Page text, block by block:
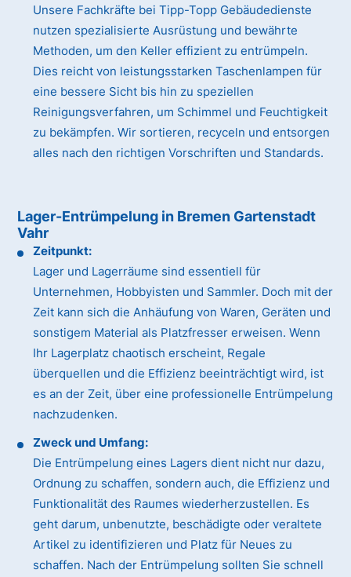
Unsere Fachkräfte bei Tipp-Topp Gebäudedienste
nutzen spezialisierte Ausrüstung und bewährte
Methoden, um den Keller effizient zu entrümpeln.
Dies reicht von leistungsstarken Taschenlampen für
eine bessere Sicht bis hin zu speziellen
Reinigungsverfahren, um Schimmel und Feuchtigkeit
zu bekämpfen. Wir sortieren, recyceln und entsorgen
alles nach den richtigen Vorschriften und Standards.
Lager-Entrümpelung in Bremen Gartenstadt
Vahr
Zeitpunkt:
Lager und Lagerräume sind essentiell für
Unternehmen, Hobbyisten und Sammler. Doch mit der
Zeit kann sich die Anhäufung von Waren, Geräten und
sonstigem Material als Platzfresser erweisen. Wenn
Ihr Lagerplatz chaotisch erscheint, Regale
überquellen und die Effizienz beeinträchtigt wird, ist
es an der Zeit, über eine professionelle Entrümpelung
nachzudenken.
Zweck und Umfang:
Die Entrümpelung eines Lagers dient nicht nur dazu,
Ordnung zu schaffen, sondern auch, die Effizienz und
Funktionalität des Raumes wiederherzustellen. Es
geht darum, unbenutzte, beschädigte oder veraltete
Artikel zu identifizieren und Platz für Neues zu
schaffen. Nach der Entrümpelung sollten Sie schnell